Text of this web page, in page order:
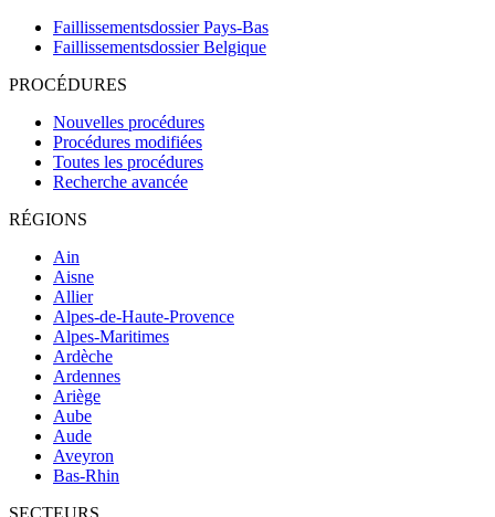
Faillissementsdossier Pays-Bas
Faillissementsdossier Belgique
PROCÉDURES
Nouvelles procédures
Procédures modifiées
Toutes les procédures
Recherche avancée
RÉGIONS
Ain
Aisne
Allier
Alpes-de-Haute-Provence
Alpes-Maritimes
Ardèche
Ardennes
Ariège
Aube
Aude
Aveyron
Bas-Rhin
SECTEURS